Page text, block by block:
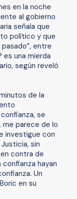
en la noche
al gobierno
señala que
político y que
entre
es una mierda
según reveló
de la
se
parece de lo
investigue con
sin
contra de
hayan
Un
en su